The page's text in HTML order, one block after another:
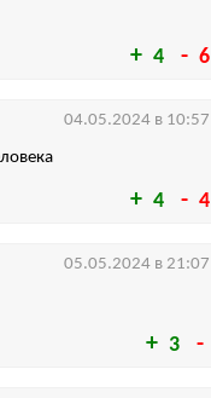
4 6
4 4
04.05.2024 в 10:57
3
05.05.2024 в 21:07